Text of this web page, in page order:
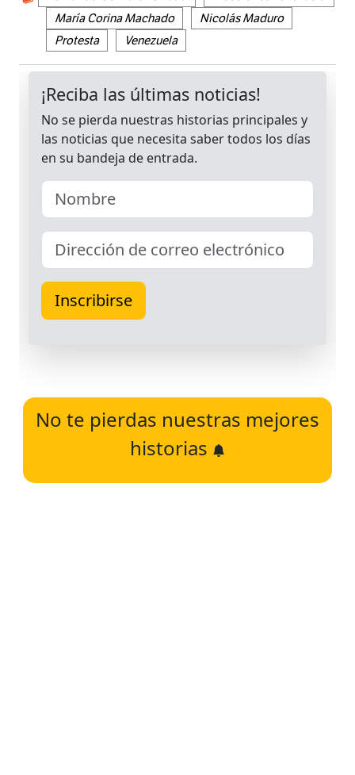
María Corina Machado
Nicolás Maduro
Protesta
Venezuela
No te pierdas nuestras mejores
historias